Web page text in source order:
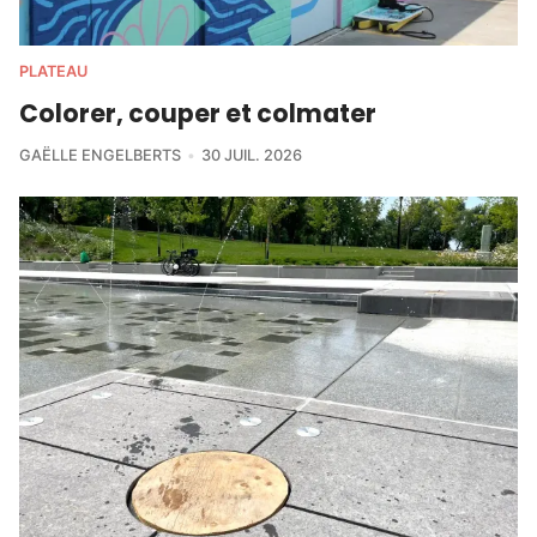
PLATEAU
Colorer, couper et colmater
GAËLLE ENGELBERTS 30 JUIL. 2026